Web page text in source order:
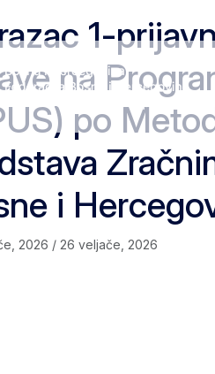
1-
na
po
i
2026 / 26 veljače, 2026